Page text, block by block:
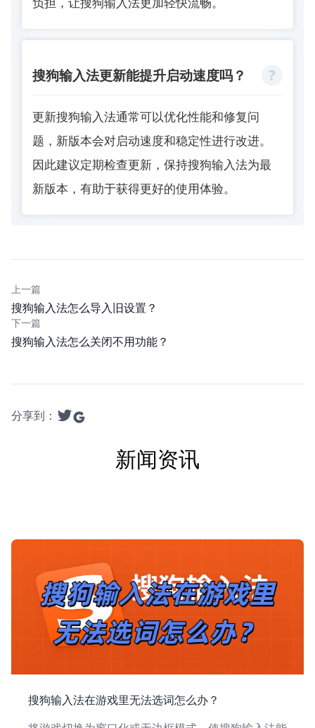
搜狗输入法更新能提升启动速度吗？
更新搜狗输入法通常可以优化性能和修复问
题，新版本会对启动速度和稳定性进行改进。
因此建议定期检查更新，保持搜狗输入法为最
新版本，有助于获得更好的使用体验。
上一篇
搜狗输入法怎么导入旧设置？
下一篇
搜狗输入法怎么关闭不用功能？
分享到：
新闻资讯
搜狗输入法在游戏里无法选词怎么办？